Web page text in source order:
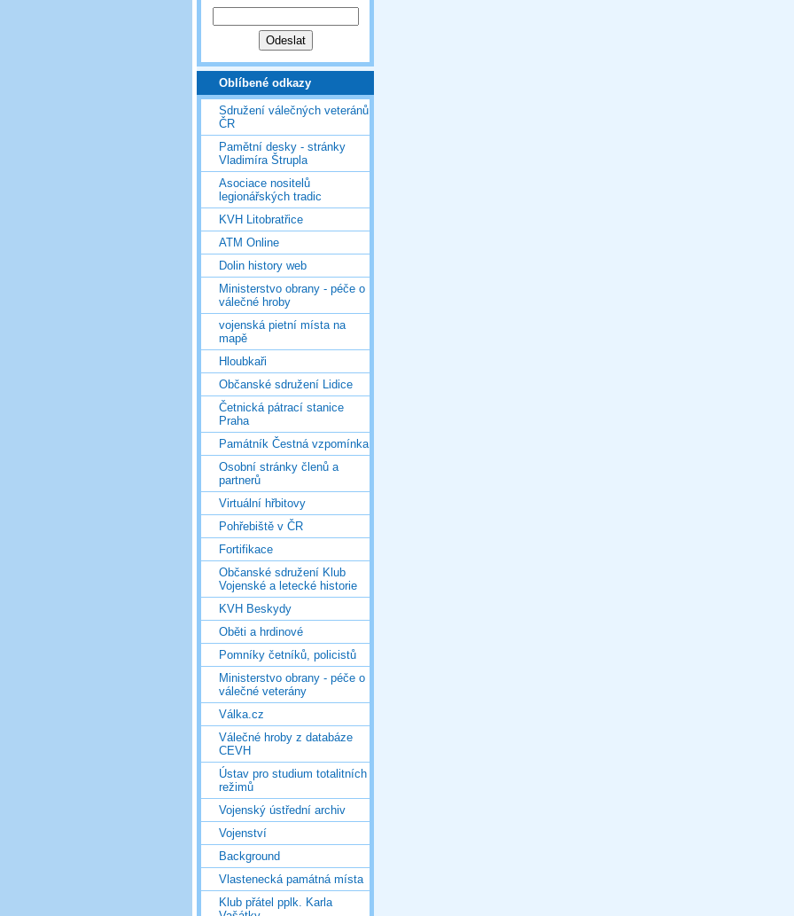
Oblíbené odkazy
Sdružení válečných veteránů
ČR
Pamětní desky - stránky
Vladimíra Štrupla
Asociace nositelů
legionářských tradic
KVH Litobratřice
ATM Online
Dolin history web
Ministerstvo obrany - péče o
válečné hroby
vojenská pietní místa na
mapě
Hloubkaři
Občanské sdružení Lidice
Četnická pátrací stanice
Praha
Památník Čestná vzpomínka
Osobní stránky členů a
partnerů
Virtuální hřbitovy
Pohřebiště v ČR
Fortifikace
Občanské sdružení Klub
Vojenské a letecké historie
KVH Beskydy
Oběti a hrdinové
Pomníky četníků, policistů
Ministerstvo obrany - péče o
válečné veterány
Válka.cz
Válečné hroby z databáze
CEVH
Ústav pro studium totalitních
režimů
Vojenský ústřední archiv
Vojenství
Background
Vlastenecká památná místa
Klub přátel pplk. Karla